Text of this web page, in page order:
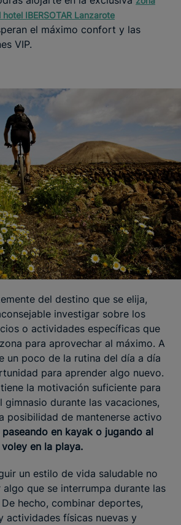
hotel IBERSOTAR Lanzarote
el máximo confort y las
VIP.
del destino que se elija,
investigar sobre los
o actividades específicas que
para aprovechar al máximo. A
un poco de la rutina del día a día
para aprender algo nuevo.
la motivación suficiente para
gimnasio durante las vacaciones,
posibilidad de mantenerse activo
en kayak o jugando al
voley en la playa.
un estilo de vida saludable no
que se interrumpa durante las
hecho, combinar deportes,
actividades físicas nuevas y